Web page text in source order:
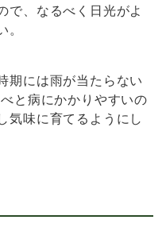
で、なるべく日光がよ
期には雨が当たらない
と病にかかりやすいの
気味に育てるようにし